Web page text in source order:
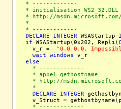
* -------------
* initialisation WS2_32.DLL
* http://
*
* -------------
DECLARE
INTEGER WSAStartup
if WSAStartup(0x202, Repli(
v_r = "0.0.0.0,
wait
windows v_r
else
* -------------
* appel gethostname
* http://
*
DECLARE
INTEGER
v_Struct =
* -------------